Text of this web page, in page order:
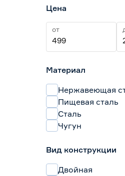
Цена
от
Материал
Нержавеющая
Пищевая сталь
Сталь
Чугун
Вид конструкции
Двойная